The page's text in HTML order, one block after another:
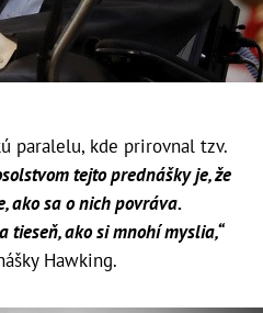
paralelu, kde prirovnal tzv.
tejto prednášky je, že
ako sa o nich povráva.
tieseň, ako si mnohí myslia,“
Hawking.